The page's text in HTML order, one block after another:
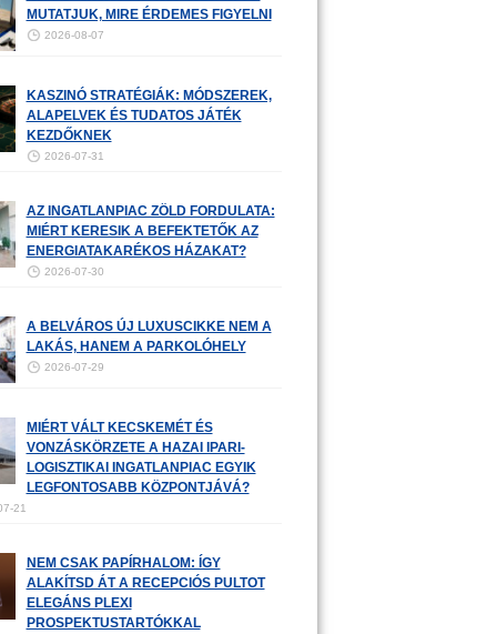
MUTATJUK, MIRE ÉRDEMES FIGYELNI
2026-08-07
KASZINÓ STRATÉGIÁK: MÓDSZEREK,
ALAPELVEK ÉS TUDATOS JÁTÉK
KEZDŐKNEK
2026-07-31
AZ INGATLANPIAC ZÖLD FORDULATA:
MIÉRT KERESIK A BEFEKTETŐK AZ
ENERGIATAKARÉKOS HÁZAKAT?
2026-07-30
A BELVÁROS ÚJ LUXUSCIKKE NEM A
LAKÁS, HANEM A PARKOLÓHELY
2026-07-29
MIÉRT VÁLT KECSKEMÉT ÉS
VONZÁSKÖRZETE A HAZAI IPARI-
LOGISZTIKAI INGATLANPIAC EGYIK
LEGFONTOSABB KÖZPONTJÁVÁ?
21
NEM CSAK PAPÍRHALOM: ÍGY
ALAKÍTSD ÁT A RECEPCIÓS PULTOT
ELEGÁNS PLEXI
PROSPEKTUSTARTÓKKAL